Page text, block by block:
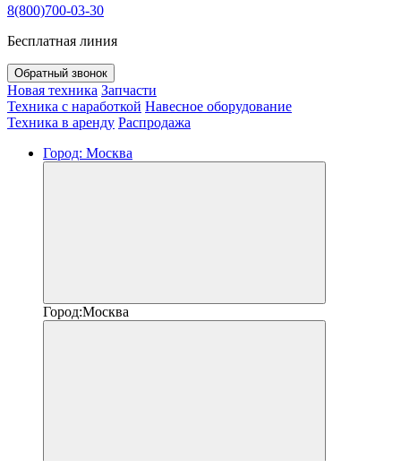
8(800)700-03-30
Бесплатная линия
Обратный звонок
Новая техника Запчасти
Техника с наработкой Навесное оборудование
Техника в аренду Распродажа
Город: Москва
Город:Москва